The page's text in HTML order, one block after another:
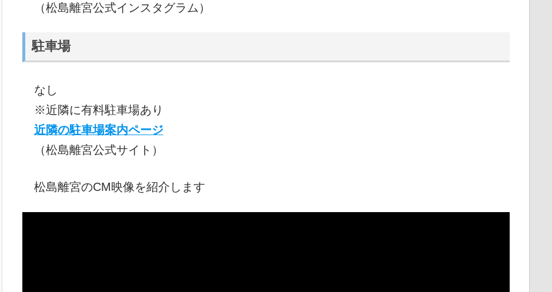
（松島離宮公式インスタグラム）
駐車場
なし
※近隣に有料駐車場あり
近隣の駐車場案内ページ
（松島離宮公式サイト）
松島離宮のCM映像を紹介します